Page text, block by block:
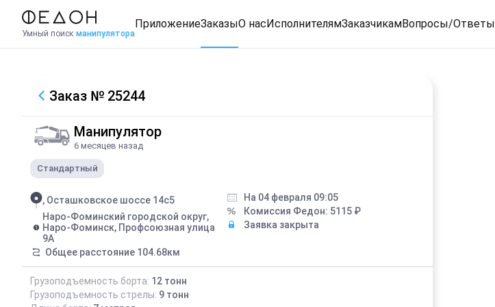
Умный поиск манипулятора
ПриложениеЗаказыО насИсполнителямЗаказчикамВопросы/Ответы
Заказ № 25244
Манипулятор
6 месяцев назад
Стандартный
, Осташковское шоссе 14с5
Наро-Фоминский городской округ,
Наро-Фоминск, Профсоюзная улица
9А
Общее расстояние 104.68км
На 04 февраля 09:05
Комиссия Федон: 5115 ₽
Заявка закрыта
Грузоподъемность борта: 12 тонн
Грузоподъемность стрелы: 9 тонн